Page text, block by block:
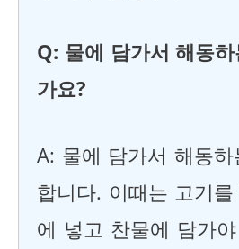
Q: 물에 담가서 해동
가요?
A: 물에 담가서 해동
합니다. 이때는 고기
에 넣고 찬물에 담가